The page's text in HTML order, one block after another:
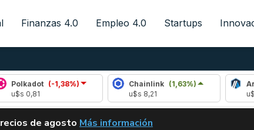
Finanzas 4.0 Empleo 4.0 Startups
(-1,38%)
Chainlink
(1,63%)
Arbitrum
ALERTA
de agosto VUELVE EL CARRY TRADE DE BITCOIN
Más información